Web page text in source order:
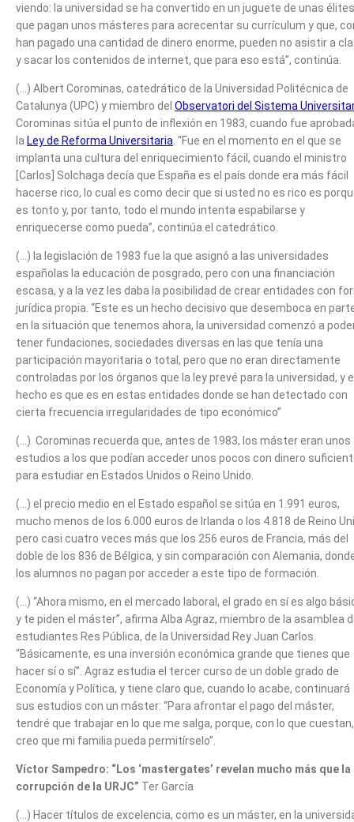
viendo: la universidad se ha convertido en un juguete de unas élites
que pagan unos másteres para acrecentar su currículum y que,
han pagado una cantidad de dinero enorme, pueden no asistir a
y sacar los contenidos de internet, que para eso está”, continúa.
(…) Albert Corominas, catedrático de la Universidad Politécnica de
Catalunya (UPC) y miembro del Observatori del Sistema
Corominas sitúa el punto de inflexión en 1983, cuando fue
la Ley de Reforma Universitaria . “Fue en el momento en el que se
implanta una cultura del enriquecimiento fácil, cuando el ministro
[Carlos] Solchaga decía que España es el país donde era más fácil
hacerse rico, lo cual es como decir que si usted no es rico es
es tonto y, por tanto, todo el mundo intenta espabilarse y
enriquecerse como pueda”, continúa el catedrático.
(…) la legislación de 1983 fue la que asignó a las universidades
españolas la educación de posgrado, pero con una financiación
escasa, y a la vez les daba la posibilidad de crear entidades con
jurídica propia. “Este es un hecho decisivo que desemboca en
en la situación que tenemos ahora, la universidad comenzó a
tener fundaciones, sociedades diversas en las que tenía una
participación mayoritaria o total, pero que no eran directamente
controladas por los órganos que la ley prevé para la universidad, y
hecho es que es en estas entidades donde se han detectado con
cierta frecuencia irregularidades de tipo económico”
(…) Corominas recuerda que, antes de 1983, los máster eran unos
estudios a los que podían acceder unos pocos con dinero
para estudiar en Estados Unidos o Reino Unido.
(…) el precio medio en el Estado español se sitúa en 1.991 euros,
mucho menos de los 6.000 euros de Irlanda o los 4.818 de Reino
pero casi cuatro veces más que los 256 euros de Francia, más del
doble de los 836 de Bélgica, y sin comparación con Alemania,
los alumnos no pagan por acceder a este tipo de formación.
(…) “Ahora mismo, en el mercado laboral, el grado en sí es algo
y te piden el máster”, afirma Alba Agraz, miembro de la asamblea
estudiantes Res Pública, de la Universidad Rey Juan Carlos.
“Básicamente, es una inversión económica grande que tienes que
hacer sí o sí”. Agraz estudia el tercer curso de un doble grado de
Economía y Política, y tiene claro que, cuando lo acabe, continuará
sus estudios con un máster: “Para afrontar el pago del máster,
tendré que trabajar en lo que me salga, porque, con lo que
creo que mi familia pueda permitírselo”.
Víctor Sampedro: “Los ‘mastergates’ revelan mucho más que la
corrupción de la URJC” Ter García
(…) Hacer títulos de excelencia, como es un máster, en la